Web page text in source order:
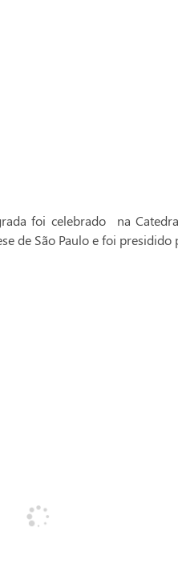
foi celebrado na
de São Paulo e foi presidido